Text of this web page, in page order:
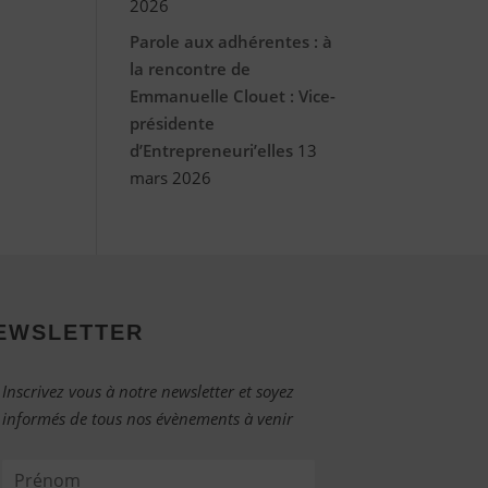
2026
Parole aux adhérentes : à
la rencontre de
Emmanuelle Clouet : Vice-
présidente
d’Entrepreneuri’elles 13
mars 2026
Inscrivez vous à notre newsletter et soyez
informés de tous nos évènements à venir